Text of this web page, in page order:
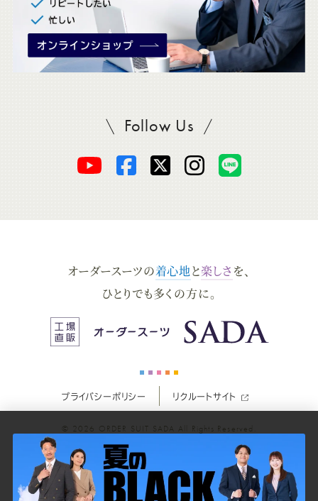
Follow UsSADAをフォロー
オ
ー
ス
ツ
SADA
の
オ
ー
ス
ー
ツ
SADA
の
オ
ー
ス
ー
ツ
SADA
の
オ
ー
ス
ツ
SADA
の
ス
ツ
SADA
の
オーダースーツの着心地と楽しさ を、
ひとりでも多くの方に。
プライバシーポリシー リクルートサイト
© 2026 ORDER SUIT SADA All Rights Reserved.